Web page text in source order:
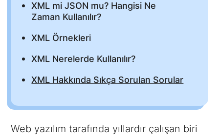
XML mi JSON mu? Hangisi Ne
Zaman Kullanılır?
XML Örnekleri
XML Nerelerde Kullanılır?
XML Hakkında Sıkça Sorulan Sorular
Web yazılım tarafında yıllardır çalışan biri